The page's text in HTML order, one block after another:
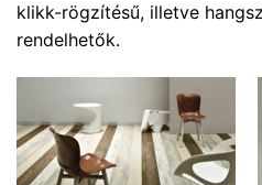
klikk-rögzítésű, illetve
rendelhetők.